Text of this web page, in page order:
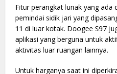
Fitur perangkat lunak yang ada
pemindai sidik jari yang
11 di luar kotak. Doogee S97
aplikasi yang berguna untuk
aktivitas luar ruangan lainnya.
Untuk harganya saat ini